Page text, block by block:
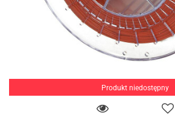
Produkt niedostępny